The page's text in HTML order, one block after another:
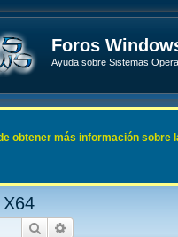
Foros
Ayuda sobre Sistemas
FAQ
Buscar
obtener más información sobre